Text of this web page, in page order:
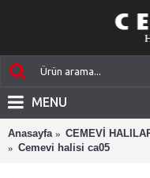
MENU
Anasayfa CEMEVİ
Cemevi halisi ca05